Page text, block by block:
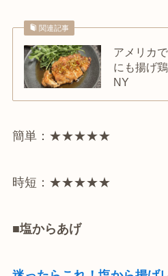
関連記事
アメリカ
にも揚げ
NY
簡単：★★★★★
時短：★★★★★
■塩からあげ